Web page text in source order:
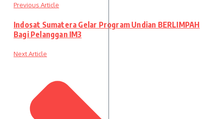
Previous Article
Indosat Sumatera Gelar Program Undian BERLIMPAH
Bagi Pelanggan IM3
Next Article